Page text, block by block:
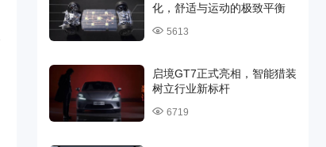
化，舒适与运动的极致平衡
5613
启境GT7正式亮相，智能猎装
树立行业新标杆
6719